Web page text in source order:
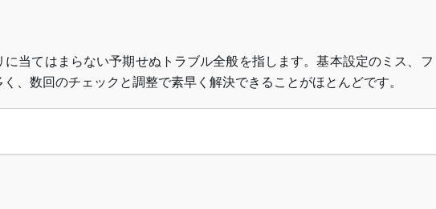
当てはまらない予期せぬトラブル全般を指します。基本設定のミス、
、数回のチェックと調整で素早く解決できることがほとんどです。